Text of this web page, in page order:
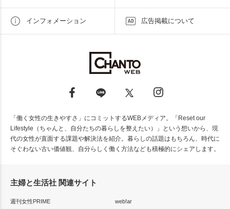
インフォメーション 広告掲載について
「働く女性の生きやすさ」にコミットするWEBメディア。「Reset our
Lifestyle（ちゃんと、自分たちの暮らしを整えたい）」という想いから、現
代の女性が直面する課題や解決法を紹介。暮らしの話題はもちろん、時代に
そぐわない古い価値観、自分らしく働く方法なども積極的にシェアします。
主婦と生活社 関連サイト
週刊女性PRIME web!ar